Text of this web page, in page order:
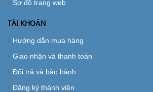
Sơ đồ trang web
TÀI KHOẢN
Hướng dẫn mua hàng
Giao nhận và thanh toán
Đổi trả và bảo hành
Đăng ký thành viên